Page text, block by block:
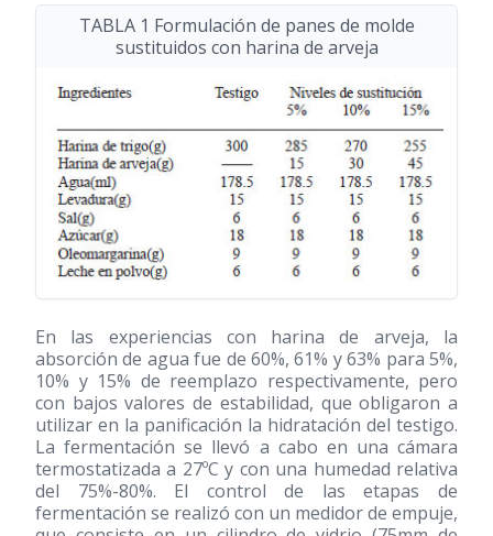
TABLA 1 Formulación de panes de molde
sustituidos con harina de arveja
En las experiencias con harina de arveja, la
absorción de agua fue de 60%, 61% y 63% para 5%,
10% y 15% de reemplazo respectivamente, pero
con bajos valores de estabilidad, que obligaron a
utilizar en la panificación la hidratación del testigo.
La fermentación se llevó a cabo en una cámara
termostatizada a 27ºC y con una humedad relativa
del 75%-80%. El control de las etapas de
fermentación se realizó con un medidor de empuje,